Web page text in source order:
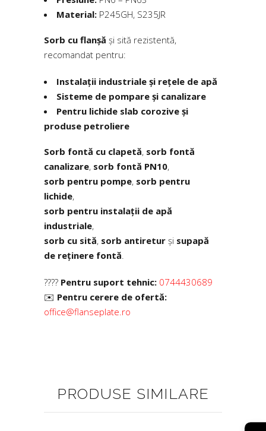
Material: P245GH, S235JR
Sorb cu flanșă și sită rezistentă,
recomandat pentru:
Instalații industriale și rețele de apă
Sisteme de pompare și canalizare
Pentru lichide slab corozive și
produse petroliere
Sorb fontă cu clapetă, sorb fontă
canalizare, sorb fontă PN10,
sorb pentru pompe, sorb pentru
lichide,
sorb pentru instalații de apă
industriale,
sorb cu sită, sorb antiretur și supapă
de reținere fontă.
???? Pentru suport tehnic: 0744430689
✉️ Pentru cerere de ofertă:
office@flanseplate.ro
PRODUSE SIMILARE